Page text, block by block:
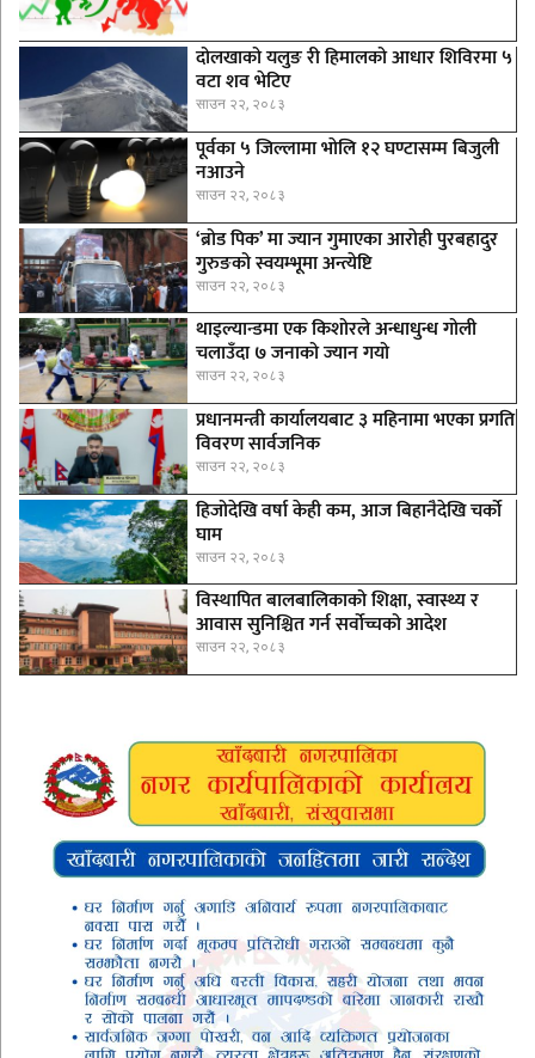
दोलखाको यलुङ री हिमालको आधार शिविरमा ५
वटा शव भेटिए
साउन २२, २०८३
पूर्वका ५ जिल्लामा भाेलि १२ घण्टासम्म बिजुली
नआउने
साउन २२, २०८३
‘ब्रोड पिक’ मा ज्यान गुमाएका आराेही पुरबहादुर
गुरुङको स्वयम्भूमा अन्त्येष्टि
साउन २२, २०८३
थाइल्यान्डमा एक किशोरले अन्धाधुन्ध गोली
चलाउँदा ७ जनाको ज्यान गयो
साउन २२, २०८३
प्रधानमन्त्री कार्यालयबाट ३ महिनामा भएका प्रगति
विवरण सार्वजनिक
साउन २२, २०८३
हिजोदेखि वर्षा केही कम, आज बिहानैदेखि चर्को
घाम
साउन २२, २०८३
विस्थापित बालबालिकाको शिक्षा, स्वास्थ्य र
आवास सुनिश्चित गर्न सर्वोच्चको आदेश
साउन २२, २०८३